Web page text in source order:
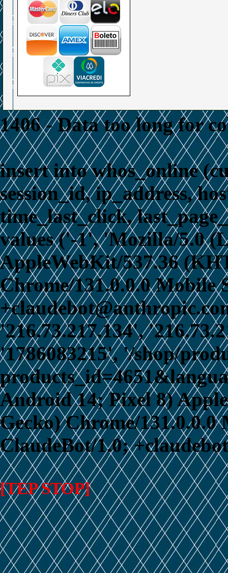
1406 - Data too long for
insert into whos_online
session_id, ip_address,
time_last_click,
values ('-1', 'Mozilla/5.0
AppleWebKit/537.36
Chrome/131.0.0.0 Mobile
'216.73.217.134',
'1786083215', '/shop/
Android 14; Pixel 8)
Gecko) Chrome/
ClaudeBot/1.0;
[TEP STOP]